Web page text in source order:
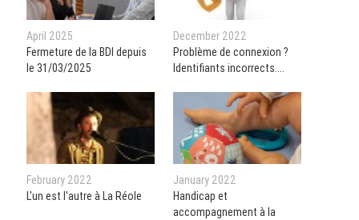
April 2025
Fermeture de la BDI depuis
le 31/03/2025
December 2022
Problème de connexion ?
Identifiants incorrects....
February 2022
L'un est l'autre à La Réole
January 2022
Handicap et
accompagnement à la